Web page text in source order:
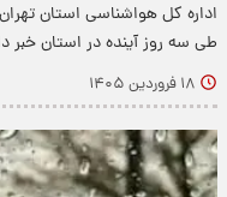
اداره کل هواشناسی استان
طی سه روز آینده در استان خبر
۱۸ فروردین ۱۴۰۵